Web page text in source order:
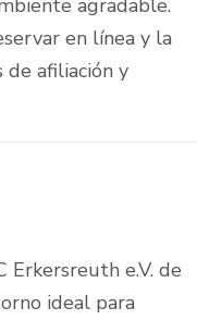
agradable.
en línea y la
de afiliación y
Erkersreuth e.V. de
ideal para